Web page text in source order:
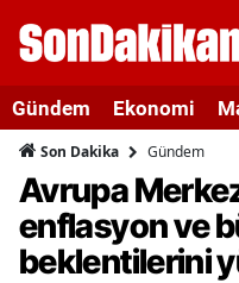
Gündem Ekonomi
Son Dakika Gündem
Avrupa
enflasyon ve
beklentilerini